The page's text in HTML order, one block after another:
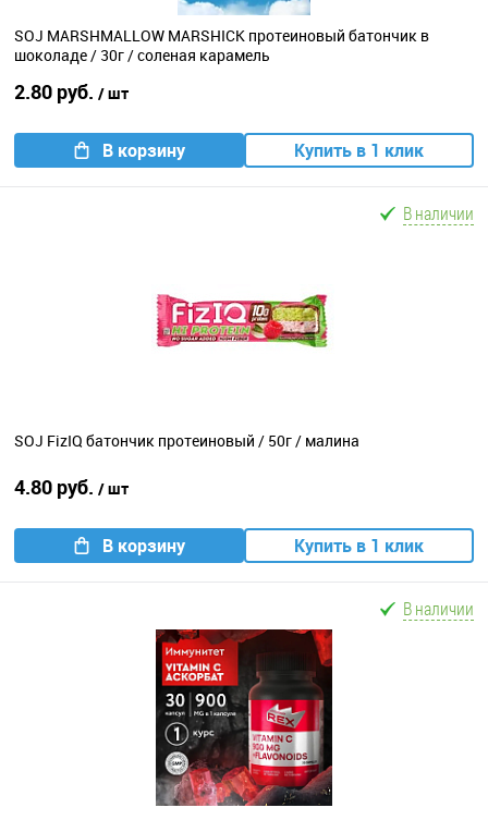
SOJ MARSHMALLOW MARSHICK протеиновый батончик в
шоколаде / 30г / соленая карамель
2.80 руб. / шт
В корзину Купить в 1 клик
В наличии
SOJ FizIQ батончик протеиновый / 50г / малина
4.80 руб. / шт
В корзину Купить в 1 клик
В наличии